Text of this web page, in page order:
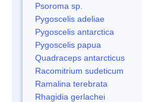
Psoroma sp.
Pygoscelis adeliae
Pygoscelis antarctica
Pygoscelis papua
Quadraceps antarcticus
Racomitrium sudeticum
Ramalina terebrata
Rhagidia gerlachei